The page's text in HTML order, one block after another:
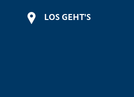
LOS GEHT'S